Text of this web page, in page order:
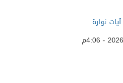
آيات نوارة